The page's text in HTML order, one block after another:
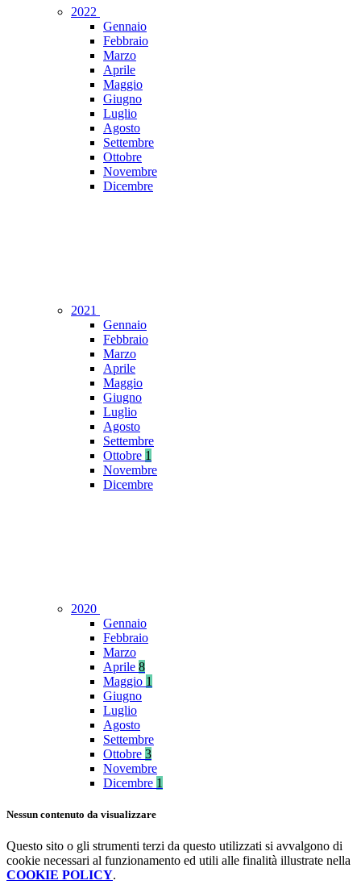
2022
Gennaio
Febbraio
Marzo
Aprile
Maggio
Giugno
Luglio
Agosto
Settembre
Ottobre
Novembre
Dicembre
2021
Gennaio
Febbraio
Marzo
Aprile
Maggio
Giugno
Luglio
Agosto
Settembre
Ottobre 1
Novembre
Dicembre
2020
Gennaio
Febbraio
Marzo
Aprile 8
Maggio 1
Giugno
Luglio
Agosto
Settembre
Ottobre 3
Novembre
Dicembre 1
Nessun contenuto da visualizzare
Questo sito o gli strumenti terzi da questo utilizzati si avvalgono di
cookie necessari al funzionamento ed utili alle finalità illustrate nella
COOKIE POLICY.